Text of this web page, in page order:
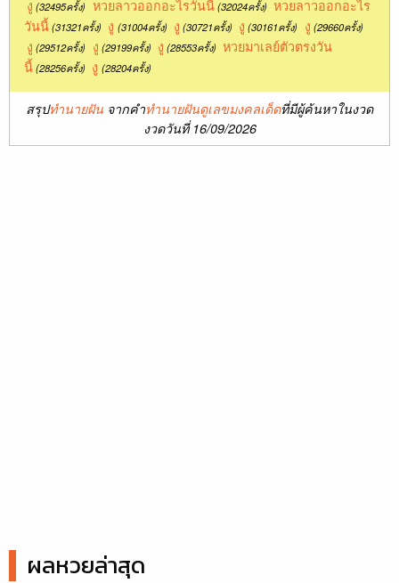
งู (32495ครั้ง) หวยลาวออกอะไรวันนี้ (32024ครั้ง) หวยลาวออกอะไร
วันนี้(31321ครั้ง) งู (31004ครั้ง) งู (30721ครั้ง) งู (30161ครั้ง) งู (29660ครั้ง)
งู (29512ครั้ง) งู (29199ครั้ง) งู (28553ครั้ง) หวยมาเลย์ตัวตรงวัน
นี้(28256ครั้ง) งู (28204ครั้ง)
สรุปทำนายฝัน จากคำทำนายฝันดูเลขมงคลเด็ดที่มีผู้ค้นหาในงวด
งวดวันที่ 16/09/2026
ผลหวยล่าสุด